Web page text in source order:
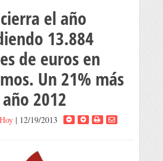
el año
13.884
de euros en
Un 21% más
2012
| 12/19/2013